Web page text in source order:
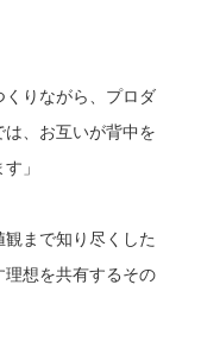
くりながら、プロダ
、お互いが背中を
」
まで知り尽くした
想を共有するその